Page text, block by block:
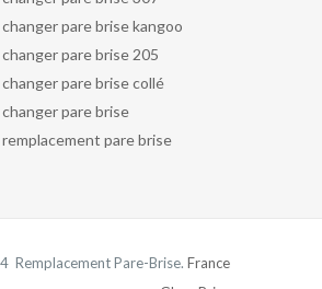
pare brise kangoo
pare brise 205
pare brise collé
pare brise
pare brise
Remplacement Pare-Brise. France